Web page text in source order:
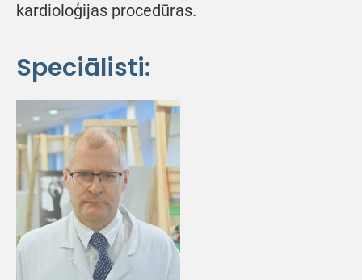
kardioloģijas procedūras.
Speciālisti: